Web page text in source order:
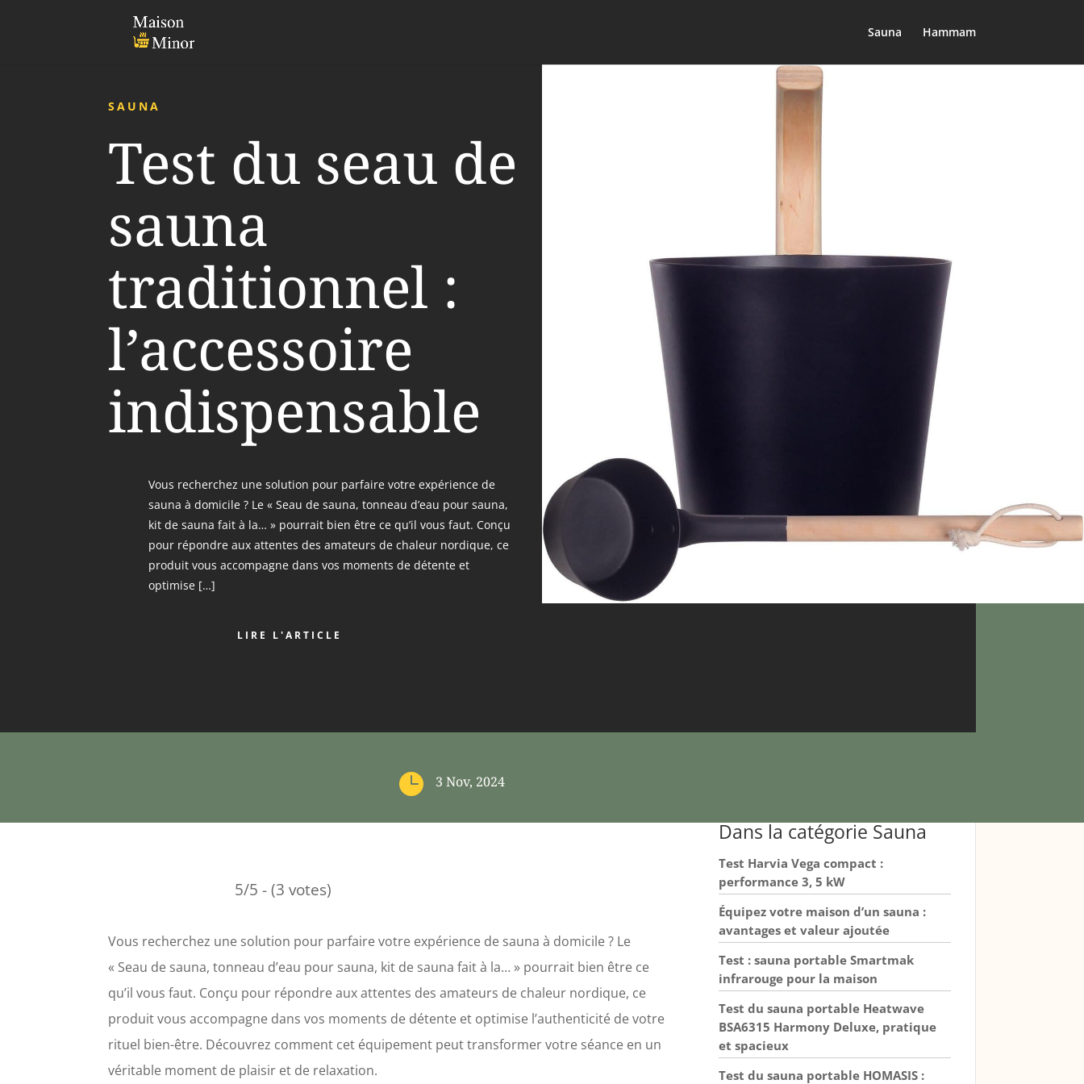
Sauna Hammam
SAUNA
Test du seau de
sauna
traditionnel :
l’accessoire
indispensable
Vous recherchez une solution pour parfaire votre expérience de
sauna à domicile ? Le « Seau de sauna, tonneau d’eau pour sauna,
kit de sauna fait à la… » pourrait bien être ce qu’il vous faut. Conçu
pour répondre aux attentes des amateurs de chaleur nordique, ce
produit vous accompagne dans vos moments de détente et
optimise […]
LIRE L'ARTICLE
 3 Nov, 2024
5/5 - (3 votes)
Vous recherchez une solution pour parfaire votre expérience de sauna à domicile ? Le
« Seau de sauna, tonneau d’eau pour sauna, kit de sauna fait à la… » pourrait bien être ce
qu’il vous faut. Conçu pour répondre aux attentes des amateurs de chaleur nordique, ce
produit vous accompagne dans vos moments de détente et optimise l’authenticité de votre
rituel bien-être. Découvrez comment cet équipement peut transformer votre séance en un
véritable moment de plaisir et de relaxation.
Dans la catégorie Sauna
Test Harvia Vega compact :
performance 3, 5 kW
Équipez votre maison d’un sauna :
avantages et valeur ajoutée
Test : sauna portable Smartmak
infrarouge pour la maison
Test du sauna portable Heatwave
BSA6315 Harmony Deluxe, pratique
et spacieux
Test du sauna portable HOMASIS :